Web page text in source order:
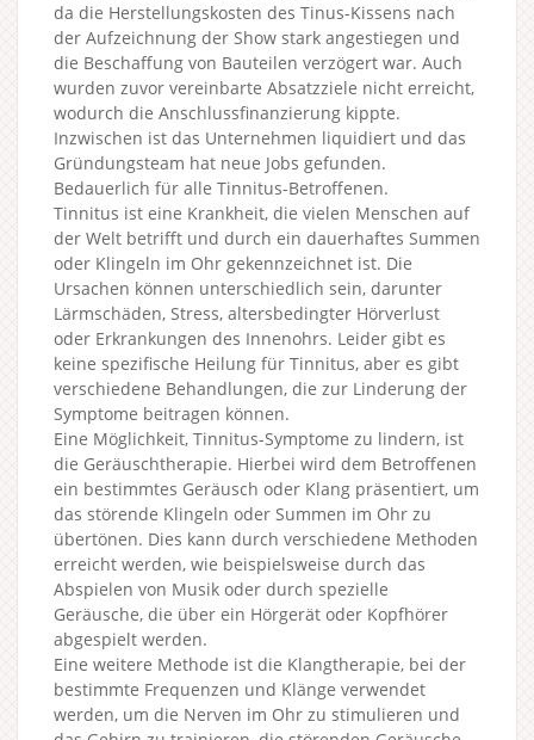
da die Herstellungskosten des Tinus-Kissens nach
der Aufzeichnung der Show stark angestiegen und
die Beschaffung von Bauteilen verzögert war. Auch
wurden zuvor vereinbarte Absatzziele nicht erreicht,
wodurch die Anschlussfinanzierung kippte.
Inzwischen ist das Unternehmen liquidiert und das
Gründungsteam hat neue Jobs gefunden.
Bedauerlich für alle Tinnitus-Betroffenen.
Tinnitus ist eine Krankheit, die vielen Menschen auf
der Welt betrifft und durch ein dauerhaftes Summen
oder Klingeln im Ohr gekennzeichnet ist. Die
Ursachen können unterschiedlich sein, darunter
Lärmschäden, Stress, altersbedingter Hörverlust
oder Erkrankungen des Innenohrs. Leider gibt es
keine spezifische Heilung für Tinnitus, aber es gibt
verschiedene Behandlungen, die zur Linderung der
Symptome beitragen können.
Eine Möglichkeit, Tinnitus-Symptome zu lindern, ist
die Geräuschtherapie. Hierbei wird dem Betroffenen
ein bestimmtes Geräusch oder Klang präsentiert, um
das störende Klingeln oder Summen im Ohr zu
übertönen. Dies kann durch verschiedene Methoden
erreicht werden, wie beispielsweise durch das
Abspielen von Musik oder durch spezielle
Geräusche, die über ein Hörgerät oder Kopfhörer
abgespielt werden.
Eine weitere Methode ist die Klangtherapie, bei der
bestimmte Frequenzen und Klänge verwendet
werden, um die Nerven im Ohr zu stimulieren und